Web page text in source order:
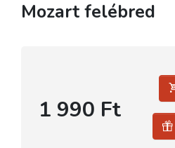
Mozart felébred
1 990 Ft